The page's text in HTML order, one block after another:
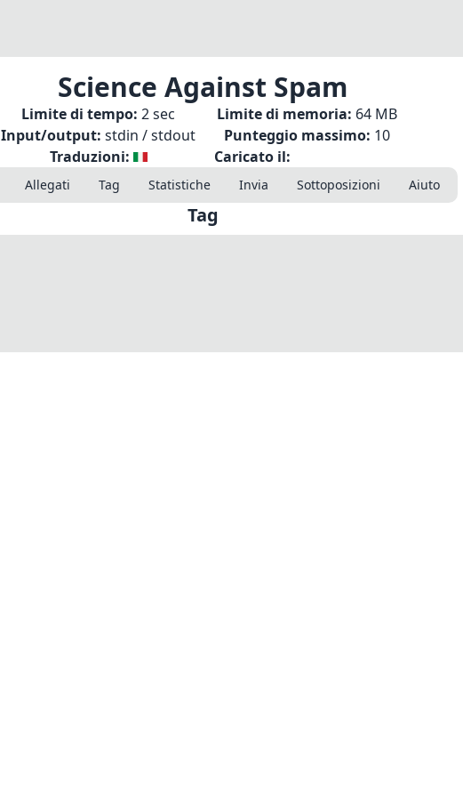
Science Against Spam
Limite di tempo: 2 sec Limite di memoria: 64 MB
Input/output: stdin / stdout Punteggio massimo: 10
Traduzioni:
Caricato il:
Allegati Tag Statistiche Invia Sottoposizioni Aiuto
Tag